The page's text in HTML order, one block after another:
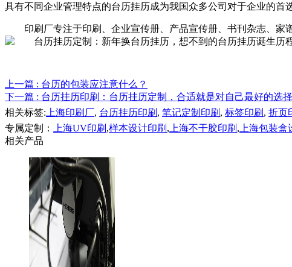
具有不同企业管理特点的台历挂历成为我国众多公司对于企业的首选
印刷厂专注于印刷、企业宣传册、产品宣传册、书刊杂志、家
上一篇 : 台历的包装应注意什么？
下一篇 : 台历挂历印刷：台历挂历定制，合适就是对自己最好的选择
相关标签: 上海印刷厂, 台历挂历印刷 , 笔记定制印刷 , 标签印刷 , 折页
专属定制：
上海UV印刷 ,样本设计印刷 , 上海不干胶印刷 , 上海包装盒
相关产品